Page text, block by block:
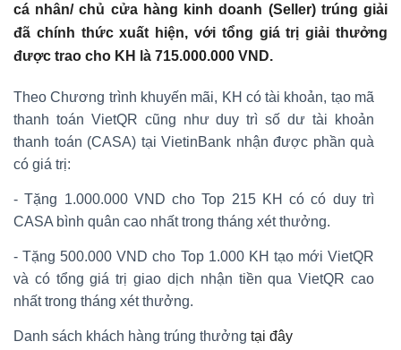
cá nhân/ chủ cửa hàng kinh doanh (Seller) trúng giải
đã chính thức xuất hiện, với tổng giá trị giải thưởng
được trao cho KH là 715.000.000 VND.
Theo Chương trình khuyến mãi, KH có tài khoản, tạo mã
thanh toán VietQR cũng như duy trì số dư tài khoản
thanh toán (CASA) tại VietinBank nhận được phần quà
có giá trị:
- Tặng 1.000.000 VND cho Top 215 KH có có duy trì
CASA bình quân cao nhất trong tháng xét thưởng.
- Tặng 500.000 VND cho Top 1.000 KH tạo mới VietQR
và có tổng giá trị giao dịch nhận tiền qua VietQR cao
nhất trong tháng xét thưởng.
Danh sách khách hàng trúng thưởng tại đây